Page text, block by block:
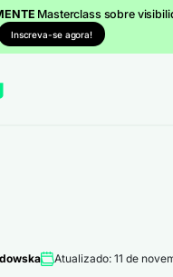
Masterclass sobre
Inscreva-se agora!
Atualizado: 11 de